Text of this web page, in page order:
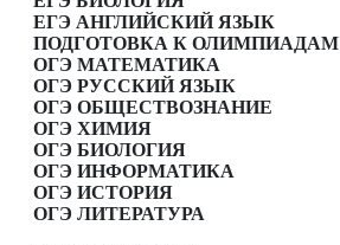
ЕГЭ АНГЛИЙСКИЙ ЯЗЫК
ПОДГОТОВКА К ОЛИМПИАДАМ
ОГЭ МАТЕМАТИКА
ОГЭ РУССКИЙ ЯЗЫК
ОГЭ ОБЩЕСТВОЗНАНИЕ
ОГЭ ХИМИЯ
ОГЭ БИОЛОГИЯ
ОГЭ ИНФОРМАТИКА
ОГЭ ИСТОРИЯ
ОГЭ ЛИТЕРАТУРА